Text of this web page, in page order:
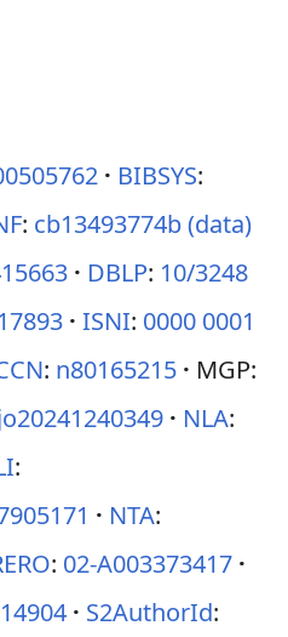
BIBSYS:
: cb13493774b(data)
DBLP: 10/3248
ISNI: 0000 0001
: n80165215
MGP:
NLA:
:
NTA:
: 02-A003373417
S2AuthorId: